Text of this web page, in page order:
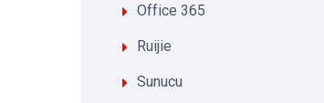
Office 365
Ruijie
Sunucu